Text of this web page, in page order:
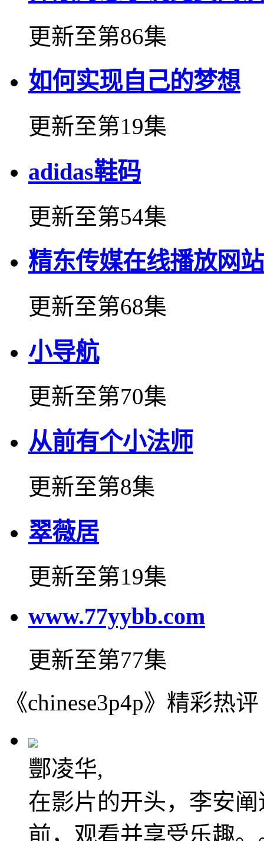
更新至第86集
如何实现自己的梦想
更新至第19集
adidas鞋码
更新至第54集
精东传媒在线播放网站
更新至第68集
小导航
更新至第70集
从前有个小法师
更新至第8集
翠薇居
更新至第19集
www.77yybb.com
更新至第77集
《chinese3p4p》精彩热评
酆凌华,
在影片的开头，李安
前，观看并享受乐趣。